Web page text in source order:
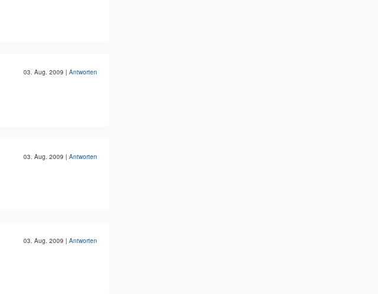
03. Aug. 2009 | Antworten
03. Aug. 2009 | Antworten
03. Aug. 2009 | Antworten